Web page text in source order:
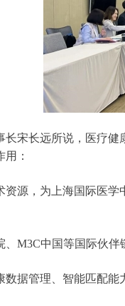
长宋长远所说，医疗
：
源，为上海国际医
M3C中国等国际伙
据管理、智能匹配